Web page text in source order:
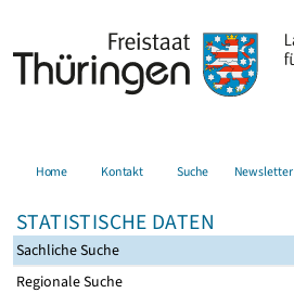
Home Kontakt Suche Newsletter
STATISTISCHE DATEN
Sachliche Suche
Regionale Suche